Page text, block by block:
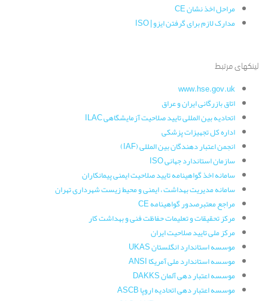
مراحل اخذ نشان CE
مدارک لازم برای گرفتن ایزو | ISO
لینکهای مرتبط
www.hse.gov.uk
اتاق بازرگانی ایران و عراق
اتحادیه بین المللی تایید صلاحیت آزمایشگاهی ILAC
اداره کل تجهیزات پزشکی
انجمن اعتبار دهندگان بین المللی (IAF)
سازمان استاندارد جهانی ISO
سامانه اخذ گواهینامه تایید صلاحیت ایمنی پیمانکاران
سامانه مدیریت بهداشت ، ایمنی و محیط زیست شهرداری تهران
مراجع معتبرصدور گواهینامه CE
مرکز تحقیقات و تعلیمات حفاظت فنی و بهداشت کار
مرکز ملی تایید صلاحیت ایران
موسسه استاندارد انگلستان UKAS
موسسه استاندارد ملی آمریکا ANSI
موسسه اعتبار دهی آلمان DAKKS
موسسه اعتبار دهی اتحادیه اروپا ASCB